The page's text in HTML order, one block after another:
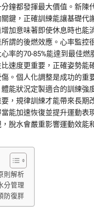
鐘都發揮最大價值。新陳
鍵，正確訓練能讓基礎代
加意味著即使休息時也能
謂的後燃效應。心率監控
率的70-85%能達到最佳燃
速度更重要，正確姿勢能
。個人化調整是成功的重
能狀況定製適合的訓練強
，規律訓練才能帶來長期
能加速恢復並提升運動表
脫水會嚴重影響運動效能
則解析
分管理
防復胖